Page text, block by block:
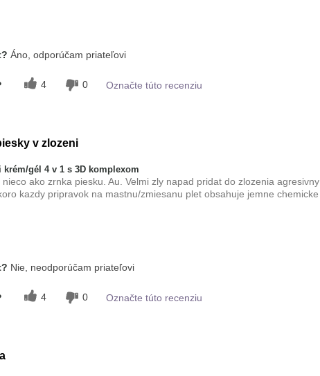
pokožke
Áno, odporúčam priateľovi
4 0 Označte túto recenziu
v zlozeni
gél 4 v 1 s 3D komplexom
ako zrnka piesku. Au. Velmi zly napad pridat do zlozenia agresivny
kazdy pripravok na mastnu/zmiesanu plet obsahuje jemne chemicke
Nie, neodporúčam priateľovi
4 0 Označte túto recenziu